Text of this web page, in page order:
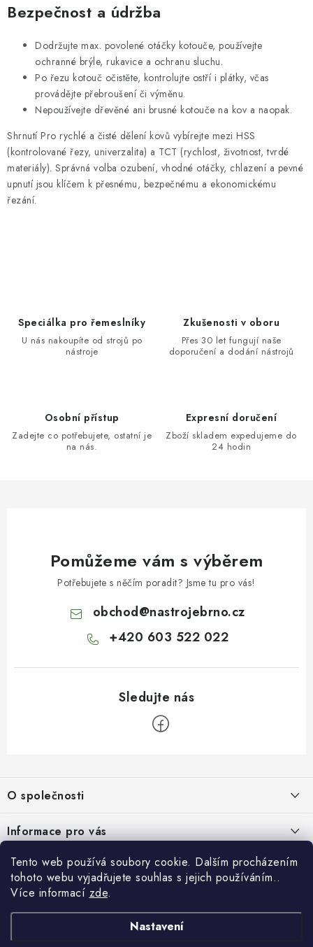
Tento web používá soubory cookie. Dalším procházením
tohoto webu vyjadřujete souhlas s jejich používáním..
Více informací zde.
Nastavení
Bezpečnost a údržba
Dodržujte max. povolené otáčky kotouče, používejte
ochranné brýle, rukavice a ochranu sluchu.
Po řezu kotouč očistěte, kontrolujte ostří i plátky, včas
provádějte přebroušení či výměnu.
Nepoužívejte dřevěné ani brusné kotouče na kov a naopak.
Shrnutí Pro rychlé a čisté dělení kovů vybírejte mezi HSS
(kontrolované řezy, univerzalita) a TCT (rychlost, životnost, tvrdé
materiály). Správná volba ozubení, vhodné otáčky, chlazení a pevné
upnutí jsou klíčem k přesnému, bezpečnému a ekonomickému
řezání.
Speciálka pro řemeslníky
U nás nakoupíte od strojů po
nástroje
Zkušenosti v oboru
Přes 30 let fungují naše
doporučení a dodání nástrojů
Osobní přístup
Zadejte co potřebujete, ostatní je
na nás.
Expresní doručení
Zboží skladem expedujeme do
24 hodin
Pomůžeme vám s výběrem
Potřebujete s něčím poradit? Jsme tu pro vás!
obchod@nastrojebrno.cz
+420 603 522 022
p
a
t
O společnosti
O nás
Recenze zákazníků
Novinky, návody, blog
Informace pro vás
Obchodní podmínky
Podmínky ochrany osobních údajů
Doprava
Způsoby platby
Přihlášení
E-mail
Přijímáme online platby